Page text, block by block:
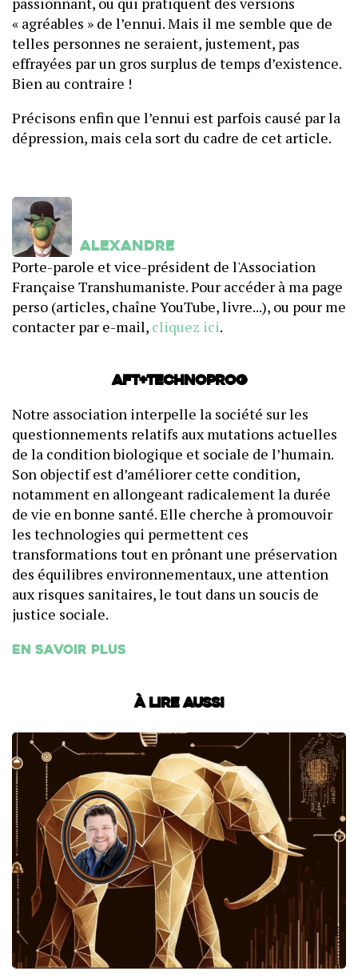
« agréables » de l’ennui. Mais il me semble que de
telles personnes ne seraient, justement, pas
effrayées par un gros surplus de temps d’existence.
Bien au contraire !
Précisons enfin que l’ennui est parfois causé par la
dépression, mais cela sort du cadre de cet article.
Alexandre
Porte-parole et vice-président de l'Association
Française Transhumaniste. Pour accéder à ma page
perso (articles, chaîne YouTube, livre...), ou pour me
contacter par e-mail, cliquez ici.
AFT+Technoprog
Notre association interpelle la société sur les
questionnements relatifs aux mutations actuelles
de la condition biologique et sociale de l’humain.
Son objectif est d’améliorer cette condition,
notamment en allongeant radicalement la durée
de vie en bonne santé. Elle cherche à promouvoir
les technologies qui permettent ces
transformations tout en prônant une préservation
des équilibres environnementaux, une attention
aux risques sanitaires, le tout dans un soucis de
justice sociale.
En savoir plus
À lire aussi